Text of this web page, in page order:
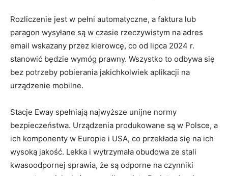
Rozliczenie jest w pełni automatyczne, a faktura lub
paragon wysyłane są w czasie rzeczywistym na adres
email wskazany przez kierowcę, co od lipca 2024 r.
stanowić będzie wymóg prawny. Wszystko to odbywa się
bez potrzeby pobierania jakichkolwiek aplikacji na
urządzenie mobilne.
Stacje Eway spełniają najwyższe unijne normy
bezpieczeństwa. Urządzenia produkowane są w Polsce, a
ich komponenty w Europie i USA, co przekłada się na ich
wysoką jakość. Lekka i wytrzymała obudowa ze stali
kwasoodpornej sprawia, że są odporne na czynniki